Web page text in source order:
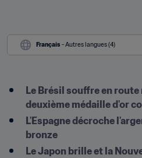
Français - Autres langues (4)
Le Brésil souffre en
deuxième médaille d'or
L'Espagne décroche
bronze
Le Japon brille et la